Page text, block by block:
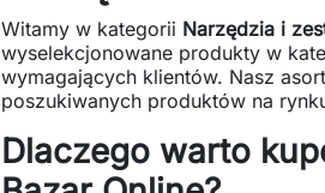
Witamy w kategorii Narzędzia i
wyselekcjonowane produkty w
wymagających klientów. Nasz
poszukiwanych produktów na
Dlaczego warto